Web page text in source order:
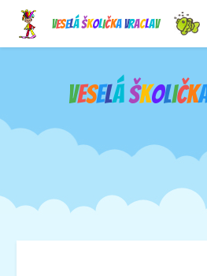
Veselá školička Vraclav
Veseláškolička